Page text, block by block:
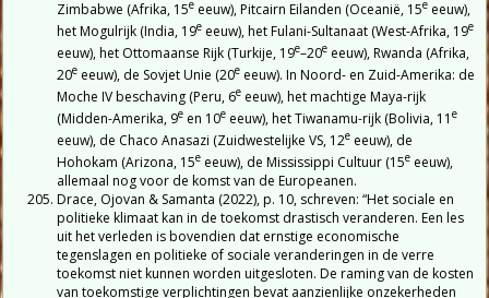
Zimbabwe (Afrika, 15e eeuw), Pitcairn Eilanden (Oceanië, 15e eeuw),
het Mogulrijk (India, 19e eeuw), het Fulani-Sultanaat (West-Afrika, 19e
eeuw), het Ottomaanse Rijk (Turkije, 19e–20e eeuw), Rwanda (Afrika,
20e eeuw), de Sovjet Unie (20e eeuw). In Noord- en Zuid-Amerika: de
Moche IV beschaving (Peru, 6e eeuw), het machtige Maya-rijk
(Midden-Amerika, 9e en 10e eeuw), het Tiwanamu-rijk (Bolivia, 11 e
eeuw), de Chaco Anasazi (Zuidwestelijke VS, 12e eeuw), de
Hohokam (Arizona, 15e eeuw), de Mississippi Cultuur (15e eeuw),
allemaal nog voor de komst van de Europeanen.
Drace, Ojovan & Samanta (2022), p. 10, schreven: “Het sociale en
politieke klimaat kan in de toekomst drastisch veranderen. Een les
uit het verleden is bovendien dat ernstige economische
tegenslagen en politieke of sociale veranderingen in de verre
toekomst niet kunnen worden uitgesloten. De raming van de kosten
van toekomstige verplichtingen bevat aanzienlijke onzekerheden